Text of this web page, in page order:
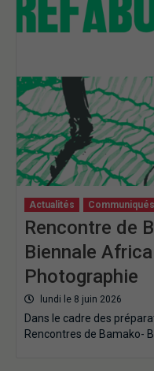
Actualités Communiqués
Rencontre de
Biennale
Photographie
lundi le 8 juin 2026
Dans le cadre des
Rencontres de Bamako-